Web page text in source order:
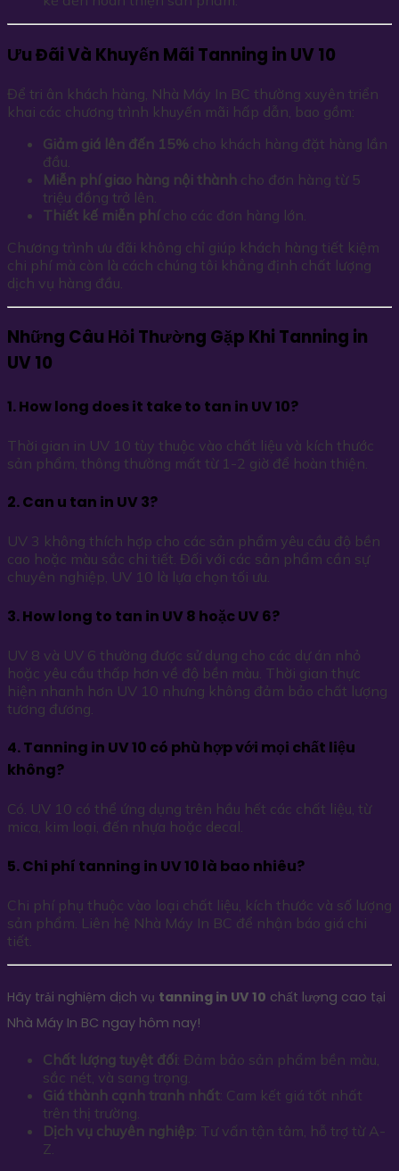
Ưu Đãi Và Khuyến Mãi Tanning in UV 10
Để tri ân khách hàng, Nhà Máy In BC thường xuyên triển
khai các chương trình khuyến mãi hấp dẫn, bao gồm:
Giảm giá lên đến 15% cho khách hàng đặt hàng lần
đầu.
Miễn phí giao hàng nội thành cho đơn hàng từ 5
triệu đồng trở lên.
Thiết kế miễn phícho các đơn hàng lớn.
Chương trình ưu đãi không chỉ giúp khách hàng tiết kiệm
chi phí mà còn là cách chúng tôi khẳng định chất lượng
dịch vụ hàng đầu.
Những Câu Hỏi Thường Gặp Khi Tanning in
UV 10
1. How long does it take to tan in UV 10?
Thời gian in UV 10 tùy thuộc vào chất liệu và kích thước
sản phẩm, thông thường mất từ 1-2 giờ để hoàn thiện.
2. Can u tan in UV 3?
UV 3 không thích hợp cho các sản phẩm yêu cầu độ bền
cao hoặc màu sắc chi tiết. Đối với các sản phẩm cần sự
chuyên nghiệp, UV 10 là lựa chọn tối ưu.
3. How long to tan in UV 8 hoặc UV 6?
UV 8 và UV 6 thường được sử dụng cho các dự án nhỏ
hoặc yêu cầu thấp hơn về độ bền màu. Thời gian thực
hiện nhanh hơn UV 10 nhưng không đảm bảo chất lượng
tương đương.
4. Tanning in UV 10 có phù hợp với mọi chất liệu
không?
Có. UV 10 có thể ứng dụng trên hầu hết các chất liệu, từ
mica, kim loại, đến nhựa hoặc decal.
5. Chi phí tanning in UV 10 là bao nhiêu?
Chi phí phụ thuộc vào loại chất liệu, kích thước và số lượng
sản phẩm. Liên hệ Nhà Máy In BC để nhận báo giá chi
tiết.
Hãy trải nghiệm dịch vụ tanning in UV 10 chất lượng cao tại
Nhà Máy In BC ngay hôm nay!
Chất lượng tuyệt đối: Đảm bảo sản phẩm bền màu,
sắc nét, và sang trọng.
Giá thành cạnh tranh nhất: Cam kết giá tốt nhất
trên thị trường.
Dịch vụ chuyên nghiệp: Tư vấn tận tâm, hỗ trợ từ A-
Z.